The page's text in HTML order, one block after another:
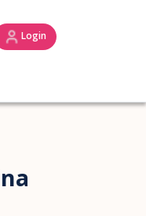
Login